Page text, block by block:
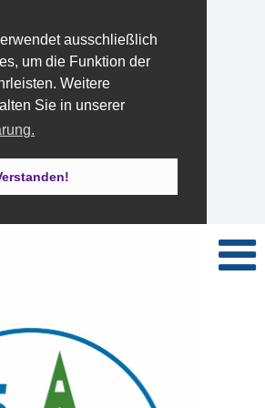
ausschließlich
um die Funktion der
Weitere
Sie in unserer